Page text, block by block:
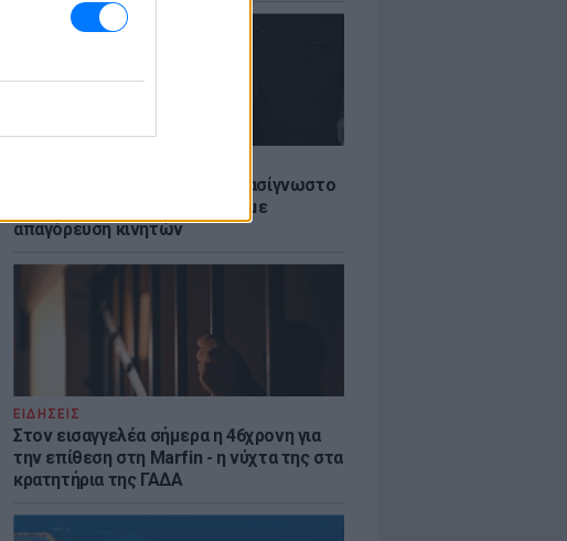
Μυστική γαμήλια γιορτή για πασίγνωστο
ζευγάρι σε πολυτελές κτήμα με
απαγόρευση κινητών
ΕΙΔΗΣΕΙΣ
Στον εισαγγελέα σήμερα η 46χρονη για
την επίθεση στη Marfin - η νύχτα της στα
κρατητήρια της ΓΑΔΑ